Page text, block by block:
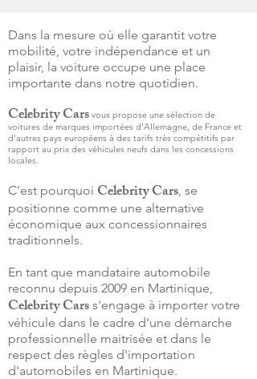
Dans la mesure où elle garantit votre
mobilité, votre indépendance et un
plaisir, la voiture occupe une place
importante dans notre quotidien.
Celebrity Cars vous propose une sélection de
voitures de marques importées d'Allemagne, de France et
d'autres pays européens à des tarifs très compétitifs par
rapport au prix des véhicules neufs dans les concessions
locales.
C'est pourquoi Celebrity Cars, se
positionne comme une alternative
économique aux concessionnaires
traditionnels.
En tant que mandataire automobile
reconnu depuis 2009 en Martinique,
Celebrity Cars s'engage à importer votre
véhicule dans le cadre d'une démarche
professionnelle maitrisée et dans le
respect des règles d'importation
d'automobiles en Martinique.